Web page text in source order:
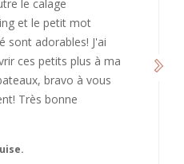
Je ne manquerai pas
Bonne
vous.